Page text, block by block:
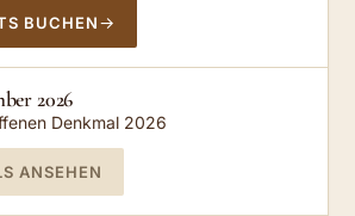
BUCHEN
2026
Denkmal 2026
ANSEHEN